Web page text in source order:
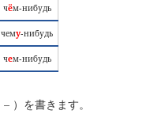
чём-нибудь
чему-нибудь
чем-нибудь
– ）を書きます。